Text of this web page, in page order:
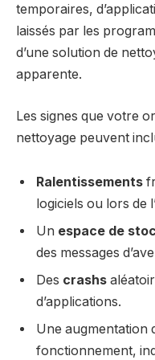
temporaires,
laissés par les
d’une solution de
apparente.
Les signes que votre
nettoyage peuvent
Ralentissements
logiciels ou lors de
Un espace de
des messages
Des crashs
d’applications.
Une augmentation
fonctionnement,